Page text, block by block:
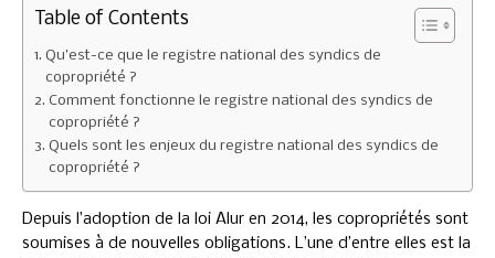
Table of Contents
Qu’est-ce que le registre national des syndics de
copropriété ?
Comment fonctionne le registre national des syndics de
copropriété ?
Quels sont les enjeux du registre national des syndics de
copropriété ?
Depuis l’adoption de la loi Alur en 2014, les copropriétés sont
soumises à de nouvelles obligations. L’une d’entre elles est la